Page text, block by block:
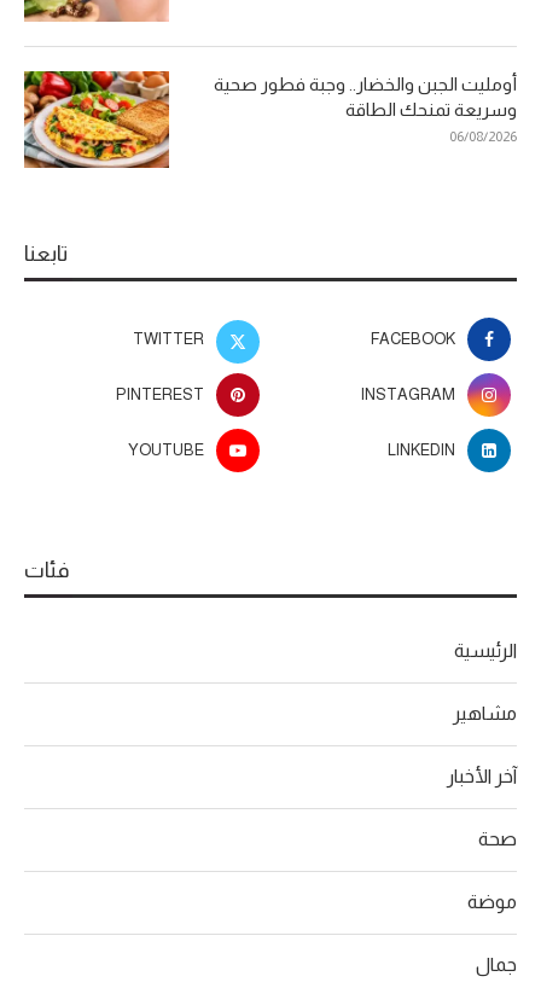
أومليت الجبن والخضار.. وجبة فطور صحية
وسريعة تمنحك الطاقة
06/08/2026
تابعنا
FACEBOOK
TWITTER
INSTAGRAM
PINTEREST
LINKEDIN
YOUTUBE
فئات
الرئيسية
مشاهير
آخر الأخبار
صحة
موضة
جمال